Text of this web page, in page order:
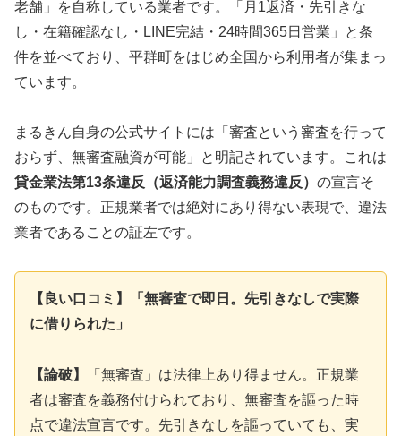
老舗」を自称している業者です。「月1返済・先引きな
し・在籍確認なし・LINE完結・24時間365日営業」と条
件を並べており、平群町をはじめ全国から利用者が集まっ
ています。
まるきん自身の公式サイトには「審査という審査を行って
おらず、無審査融資が可能」と明記されています。これは
貸金業法第13条違反（返済能力調査義務違反） の宣言そ
のものです。正規業者では絶対にあり得ない表現で、違法
業者であることの証左です。
【良い口コミ】「無審査で即日。先引きなしで実際
に借りられた」
【論破】
「無審査」は法律上あり得ません。正規業
者は審査を義務付けられており、無審査を謳った時
点で違法宣言です。先引きなしを謳っていても、実